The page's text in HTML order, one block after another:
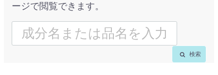
ージで閲覧できます。
検索